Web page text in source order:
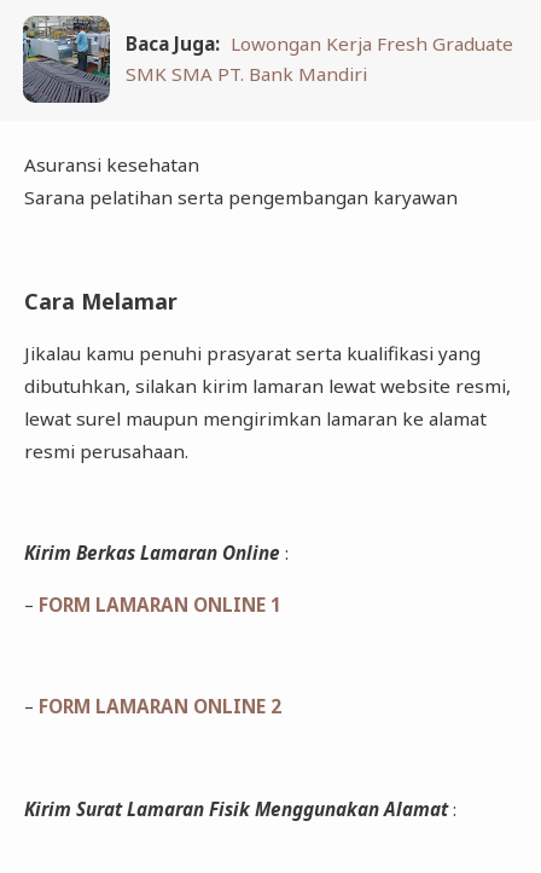
Baca Juga: Lowongan Kerja Fresh Graduate
SMK SMA PT. Bank Mandiri
Asuransi kesehatan
Sarana pelatihan serta pengembangan karyawan
Cara Melamar
Jikalau kamu penuhi prasyarat serta kualifikasi yang
dibutuhkan, silakan kirim lamaran lewat website resmi,
lewat surel maupun mengirimkan lamaran ke alamat
resmi perusahaan.
Kirim Berkas Lamaran Online :
– FORM LAMARAN ONLINE 1
– FORM LAMARAN ONLINE 2
Kirim Surat Lamaran Fisik Menggunakan Alamat: